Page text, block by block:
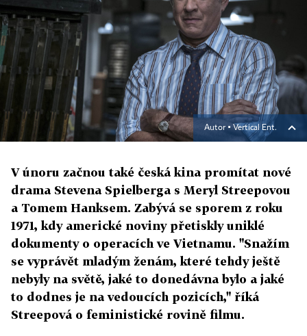
Autor ▪ Vertical Ent.
V únoru začnou také česká kina promítat nové
drama Stevena Spielberga s Meryl Streepovou
a Tomem Hanksem. Zabývá se sporem z roku
1971, kdy americké noviny přetiskly uniklé
dokumenty o operacích ve Vietnamu. "Snažím
se vyprávět mladým ženám, které tehdy ještě
nebyly na světě, jaké to donedávna bylo a jaké
to dodnes je na vedoucích pozicích," říká
Streepová o feministické rovině filmu.